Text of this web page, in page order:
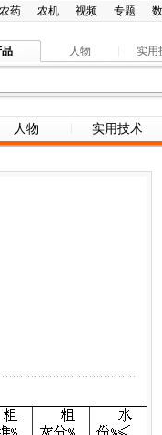
农药 农机 视频 专题
品 人物 实用
人物 实用技术